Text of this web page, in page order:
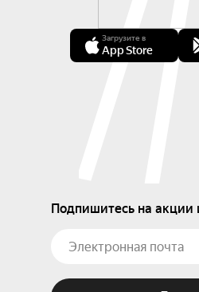
Загрузите в
App Store
Подпишитесь на акции